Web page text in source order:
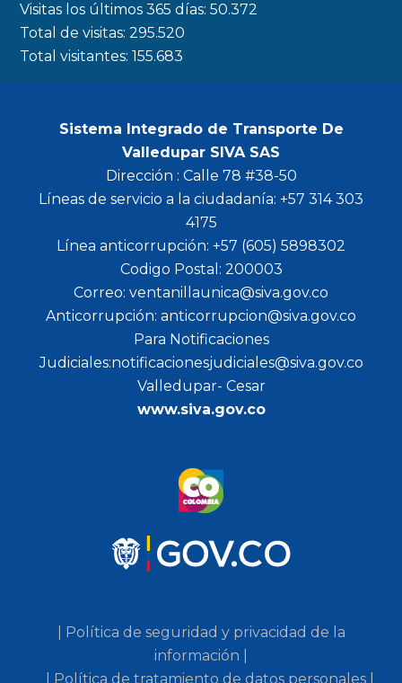
m
Visitas los últimos 365 días:50.372
Total de visitas:295.520
Total visitantes:155.683
Sistema Integrado de Transporte De
Valledupar SIVA SAS
Dirección : Calle 78 #38-50
Líneas de servicio a la ciudadanía: +57 314 303
4175
Línea anticorrupción: +57 (605) 5898302
Codigo Postal: 200003
Correo: ventanillaunica@siva.gov.co
Anticorrupción: anticorrupcion@siva.gov.co
Para Notificaciones
Judiciales:notificacionesjudiciales@siva.gov.co
Valledupar- Cesar
www.siva.gov.co
| Política de seguridad y privacidad de la
información |
| Política de tratamiento de datos personales |